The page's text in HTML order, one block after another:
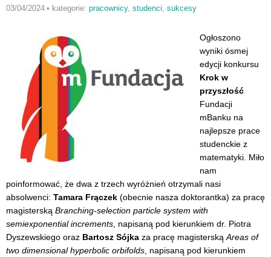
03/04/2024 • kategorie: pracownicy, studenci, sukcesy
Ogłoszono
wyniki ósmej
edycji konkursu
Krok w
przyszłość
Fundacji
mBanku na
najlepsze prace
studenckie z
matematyki. Miło
nam
poinformować, że dwa z trzech wyróżnień otrzymali nasi
absolwenci: Tamara Frączek (obecnie nasza doktorantka) za pracę
magisterską Branching-selection particle system with
semiexponential increments , napisaną pod kierunkiem dr. Piotra
Dyszewskiego oraz Bartosz Sójka za pracę magisterską Areas of
two dimensional hyperbolic orbifolds , napisaną pod kierunkiem